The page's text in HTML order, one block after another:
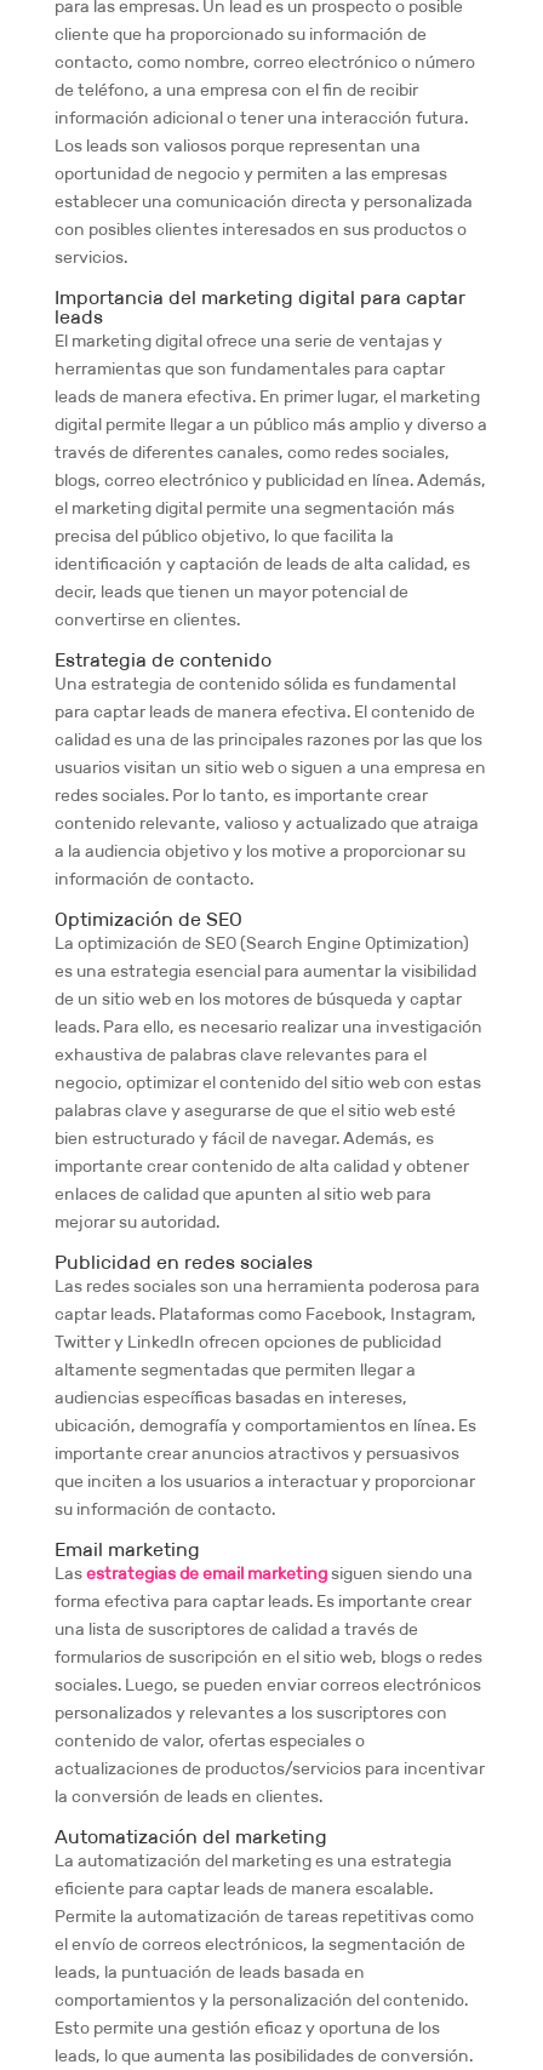
para las empresas. Un lead es un prospecto o posible
cliente que ha proporcionado su información de
contacto, como nombre, correo electrónico o número
de teléfono, a una empresa con el fin de recibir
información adicional o tener una interacción futura.
Los leads son valiosos porque representan una
oportunidad de negocio y permiten a las empresas
establecer una comunicación directa y personalizada
con posibles clientes interesados en sus productos o
servicios.
Importancia del marketing digital para captar
leads
El marketing digital ofrece una serie de ventajas y
herramientas que son fundamentales para captar
leads de manera efectiva. En primer lugar, el marketing
digital permite llegar a un público más amplio y diverso a
través de diferentes canales, como redes sociales,
blogs, correo electrónico y publicidad en línea. Además,
el marketing digital permite una segmentación más
precisa del público objetivo, lo que facilita la
identificación y captación de leads de alta calidad, es
decir, leads que tienen un mayor potencial de
convertirse en clientes.
Estrategia de contenido
Una estrategia de contenido sólida es fundamental
para captar leads de manera efectiva. El contenido de
calidad es una de las principales razones por las que los
usuarios visitan un sitio web o siguen a una empresa en
redes sociales. Por lo tanto, es importante crear
contenido relevante, valioso y actualizado que atraiga
a la audiencia objetivo y los motive a proporcionar su
información de contacto.
Optimización de SEO
La optimización de SEO (Search Engine Optimization)
es una estrategia esencial para aumentar la visibilidad
de un sitio web en los motores de búsqueda y captar
leads. Para ello, es necesario realizar una investigación
exhaustiva de palabras clave relevantes para el
negocio, optimizar el contenido del sitio web con estas
palabras clave y asegurarse de que el sitio web esté
bien estructurado y fácil de navegar. Además, es
importante crear contenido de alta calidad y obtener
enlaces de calidad que apunten al sitio web para
mejorar su autoridad.
Publicidad en redes sociales
Las redes sociales son una herramienta poderosa para
captar leads. Plataformas como Facebook, Instagram,
Twitter y LinkedIn ofrecen opciones de publicidad
altamente segmentadas que permiten llegar a
audiencias específicas basadas en intereses,
ubicación, demografía y comportamientos en línea. Es
importante crear anuncios atractivos y persuasivos
que inciten a los usuarios a interactuar y proporcionar
su información de contacto.
Email marketing
Lasestrategias de email marketingsiguen siendo una
forma efectiva para captar leads. Es importante crear
una lista de suscriptores de calidad a través de
formularios de suscripción en el sitio web, blogs o redes
sociales. Luego, se pueden enviar correos electrónicos
personalizados y relevantes a los suscriptores con
contenido de valor, ofertas especiales o
actualizaciones de productos/servicios para incentivar
la conversión de leads en clientes.
Automatización del marketing
La automatización del marketing es una estrategia
eficiente para captar leads de manera escalable.
Permite la automatización de tareas repetitivas como
el envío de correos electrónicos, la segmentación de
leads, la puntuación de leads basada en
comportamientos y la personalización del contenido.
Esto permite una gestión eficaz y oportuna de los
leads, lo que aumenta las posibilidades de conversión.